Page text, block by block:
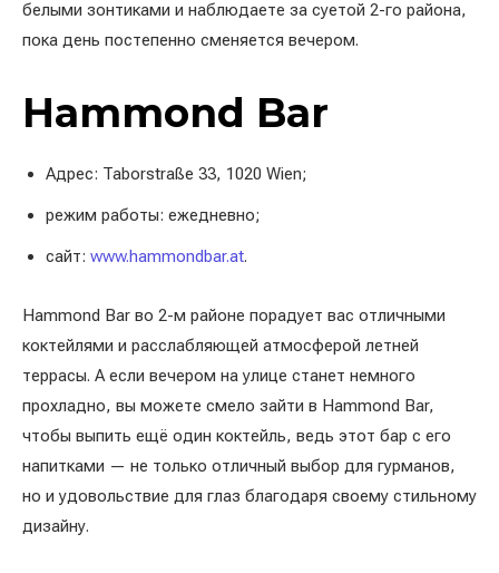
белыми зонтиками и наблюдаете за суетой 2-го района,
пока день постепенно сменяется вечером.
Hammond Bar
Адрес: Taborstraße 33, 1020 Wien;
режим работы: ежедневно;
сайт: www.hammondbar.at.
Hammond Bar во 2-м районе порадует вас отличными
коктейлями и расслабляющей атмосферой летней
террасы. А если вечером на улице станет немного
прохладно, вы можете смело зайти в Hammond Bar,
чтобы выпить ещё один коктейль, ведь этот бар с его
напитками — не только отличный выбор для гурманов,
но и удовольствие для глаз благодаря своему стильному
дизайну.